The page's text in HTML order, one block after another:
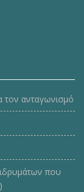
τον ανταγωνισμό
που